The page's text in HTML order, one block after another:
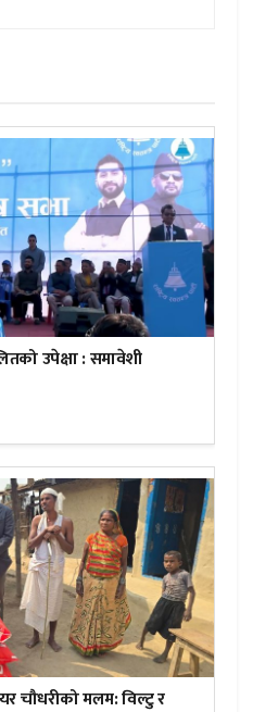
उपेक्षा : समावेशी
चौधरीको मलम: विल्टु र